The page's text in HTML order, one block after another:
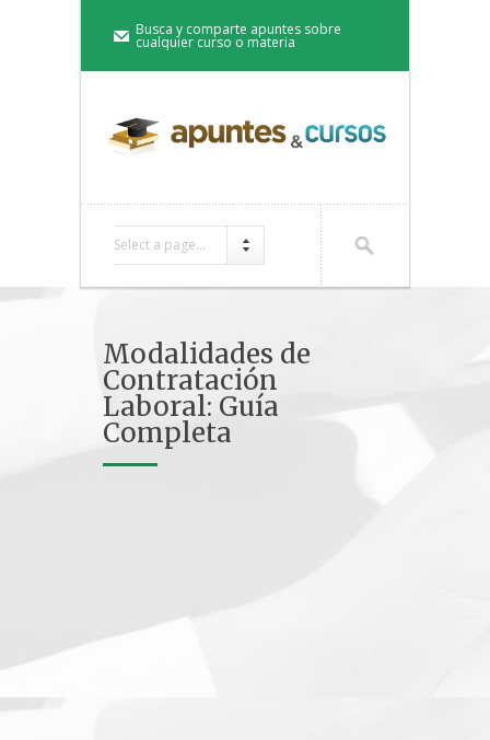
Busca y comparte apuntes sobre
cualquier curso o materia
Select a page...
Modalidades de
Contratación
Laboral: Guía
Completa